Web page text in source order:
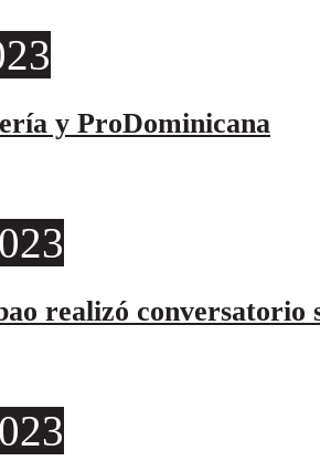
y ProDominicana
realizó conversatorio